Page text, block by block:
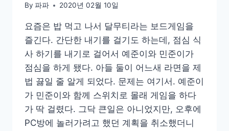
By 파파 2020년 02월 10일
요즘은 밥 먹고 나서 달무티라는 보드게임을
즐긴다. 간단한 내기를 걸기도 하는데, 점심 식
사 하기를 내기로 걸어서 예준이와 민준이가
점심을 하게 됐다. 아들 둘이 어느새 라면을 제
법 끓일 줄 알게 되었다. 문제는 여기서. 예준이
가 민준이와 함께 스위치로 몰래 게임을 하다
가 딱 걸렸다. 그닥 큰일은 아니었지만, 오후에
PC방에 놀러가려고 했던 계획을 취소했더니